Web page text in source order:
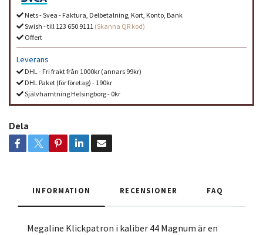
Nets - Svea - Faktura, Delbetalning, Kort, Konto, Bank
Swish - till 123 650 9111 (Skanna QR kod)
Offert
Leverans
DHL - Fri frakt från 1000kr (annars 99kr)
DHL Paket (för företag) - 190kr
Självhämtning Helsingborg - 0kr
Dela
INFORMATION RECENSIONER FAQ
Megaline Klickpatron i kaliber 44 Magnum är en